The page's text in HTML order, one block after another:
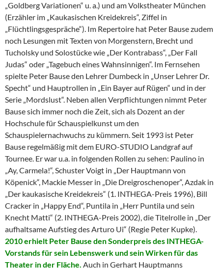
„Goldberg Variationen“ u. a.) und am Volkstheater München
(Erzähler im „Kaukasischen Kreidekreis“, Ziffel in
„Flüchtlingsgespräche“). Im Repertoire hat Peter Bause zudem
noch Lesungen mit Texten von Morgenstern, Brecht und
Tucholsky und Solostücke wie „Der Kontrabass“, „Der Fall
Judas“ oder „Tagebuch eines Wahnsinnigen“. Im Fernsehen
spielte Peter Bause den Lehrer Dumbeck in „Unser Lehrer Dr.
Specht“ und Hauptrollen in „Ein Bayer auf Rügen“ und in der
Serie „Mordslust“. Neben allen Verpflichtungen nimmt Peter
Bause sich immer noch die Zeit, sich als Dozent an der
Hochschule für Schauspielkunst um den
Schauspielernachwuchs zu kümmern. Seit 1993 ist Peter
Bause regelmäßig mit dem EURO-STUDIO Landgraf auf
Tournee. Er war u.a. in folgenden Rollen zu sehen: Paulino in
„Ay, Carmela!“, Schuster Voigt in „Der Hauptmann von
Köpenick“, Mackie Messer in „Die Dreigroschenoper“, Azdak in
„Der kaukasische Kreidekreis“ (1. INTHEGA-Preis 1996), Bill
Cracker in „Happy End“, Puntila in „Herr Puntila und sein
Knecht Matti“ (2. INTHEGA-Preis 2002), die Titelrolle in „Der
aufhaltsame Aufstieg des Arturo Ui“ (Regie Peter Kupke).
2010 erhielt Peter Bause den Sonderpreis des INTHEGA-
Vorstands für sein Lebenswerk und sein Wirken für das
Theater in der Fläche. Auch in Gerhart Hauptmanns